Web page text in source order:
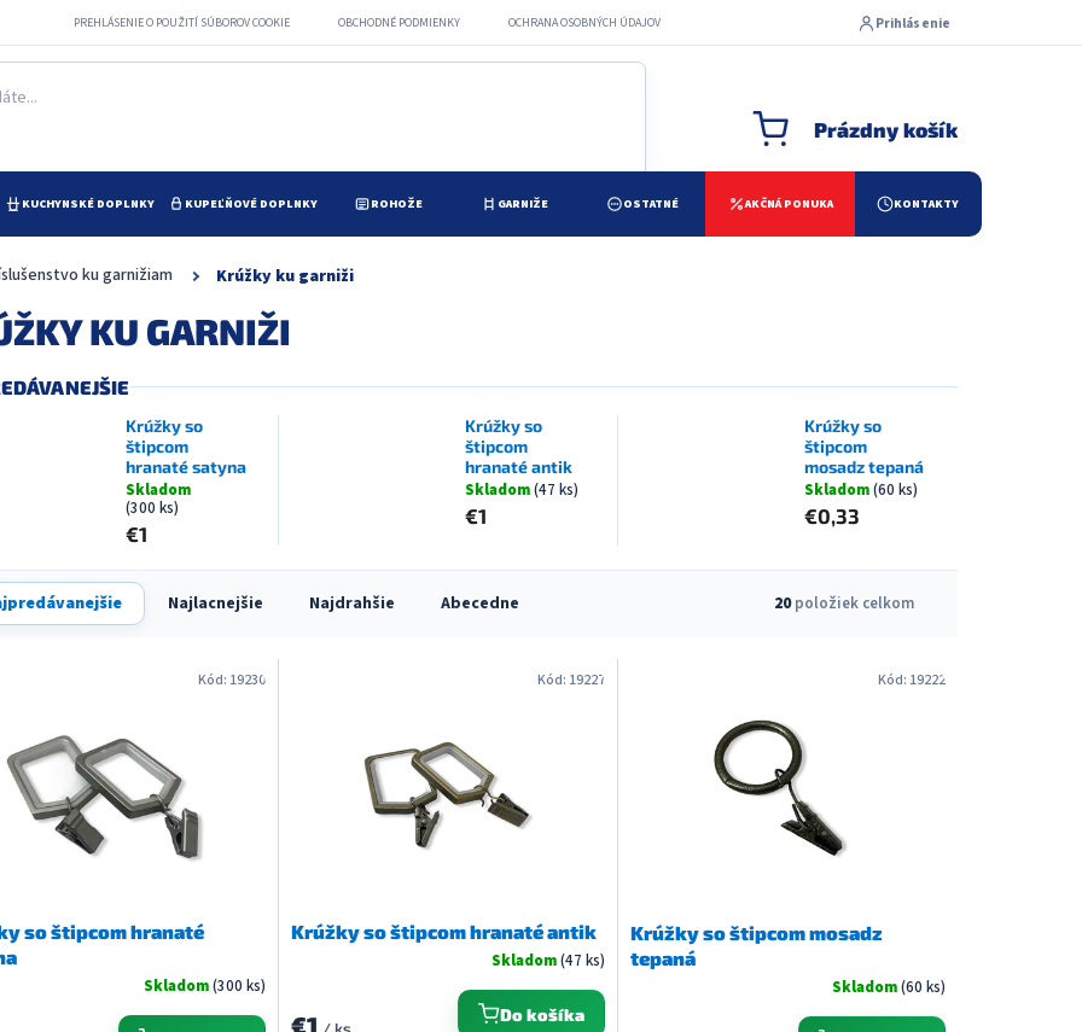
PREHLÁSENIE O POUŽITÍ SÚBOROV COOKIE OBCHODNÉ PODMIENKY OCHRANA OSOBNÝCH ÚDAJOV Prihlásenie
NÁKUPNÝ KOŠÍK
Prázdny košík
KUCHYNSKÉ DOPLNKY KUPEĽŇOVÉ DOPLNKY ROHOŽE GARNIŽE OSTATNÉ AKČNÁ PONUKA KONTAKTY
ku garnižiam Krúžky ku garniži
KU GARNIŽI
Krúžky so
štipcom
hranaté satyna
Skladom
(300 ks)
€1
Krúžky so
štipcom
hranaté antik
Skladom(47 ks)
€1
Krúžky so
štipcom
mosadz tepaná
Skladom(60 ks)
€0,33
Najlacnejšie Najdrahšie Abecedne 20položiek celkom
so štipcom hranaté
Skladom(300 ks)
Kód: 19230
Krúžky so štipcom hranaté antik
Skladom(47 ks)
€1 Do košíka
Kód: 19227
Krúžky so štipcom mosadz
tepaná
Skladom(60 ks)
Kód: 19222